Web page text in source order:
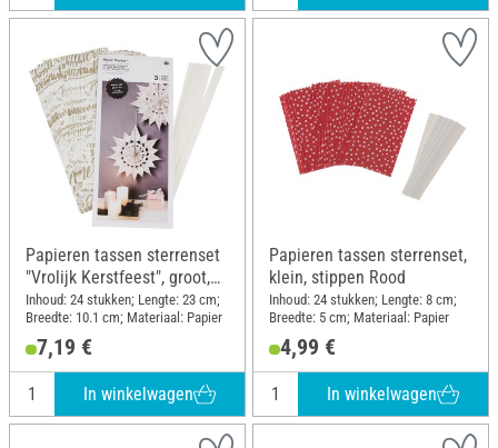
Papieren tassen sterrenset
"Vrolijk Kerstfeest", groot,
wit
Inhoud: 24 stukken; Lengte: 23 cm;
Breedte: 10.1 cm; Materiaal: Papier
7,19 €
In winkelwagen
Papieren tassen sterrenset,
klein, stippen Rood
Inhoud: 24 stukken; Lengte: 8 cm;
Breedte: 5 cm; Materiaal: Papier
4,99 €
In winkelwagen